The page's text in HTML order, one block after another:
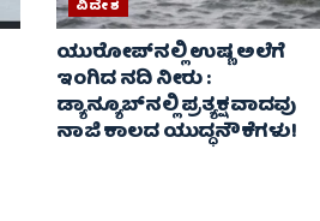
ವಿದೇಶ
ಯುರೋಪ್‌ನಲ್ಲಿ ಉಷ್ಣ ಅಲೆಗೆ
ಇಂಗಿದ ನದಿ ನೀರು :
ಡ್ಯಾನ್ಯೂಬ್‌ನಲ್ಲಿ ಪ್ರತ್ಯಕ್ಷವಾದವು
ನಾಜಿ ಕಾಲದ ಯುದ್ಧನೌಕೆಗಳು!